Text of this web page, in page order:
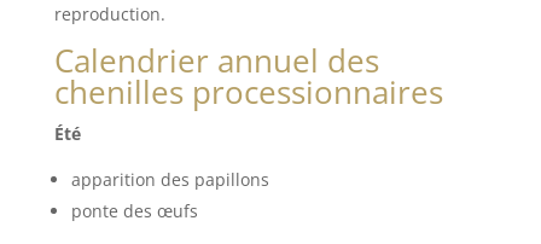
reproduction.
Calendrier annuel des
chenilles processionnaires
Été
apparition des papillons
ponte des œufs